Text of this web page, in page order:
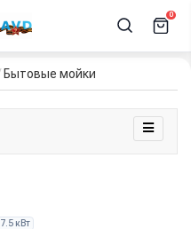
0
Бытовые мойки
7.5 кВт